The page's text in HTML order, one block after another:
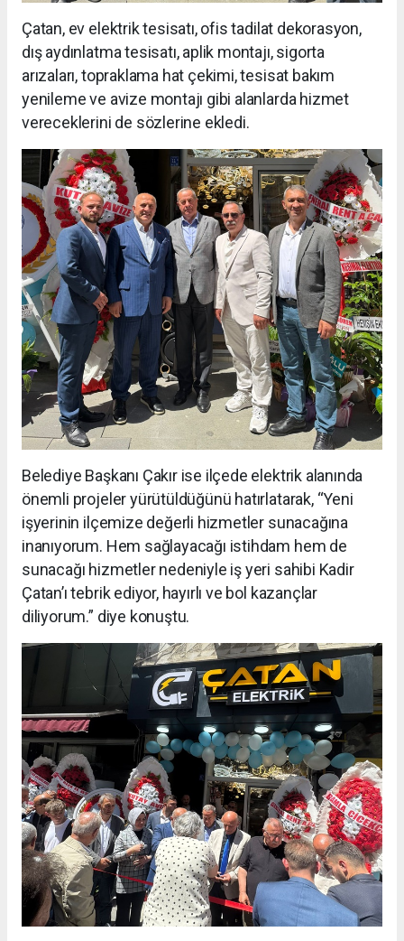
Çatan, ev elektrik tesisatı, ofis tadilat dekorasyon,
dış aydınlatma tesisatı, aplik montajı, sigorta
arızaları, topraklama hat çekimi, tesisat bakım
yenileme ve avize montajı gibi alanlarda hizmet
vereceklerini de sözlerine ekledi.
Belediye Başkanı Çakır ise ilçede elektrik alanında
önemli projeler yürütüldüğünü hatırlatarak, “Yeni
işyerinin ilçemize değerli hizmetler sunacağına
inanıyorum. Hem sağlayacağı istihdam hem de
sunacağı hizmetler nedeniyle iş yeri sahibi Kadir
Çatan’ı tebrik ediyor, hayırlı ve bol kazançlar
diliyorum.” diye konuştu.